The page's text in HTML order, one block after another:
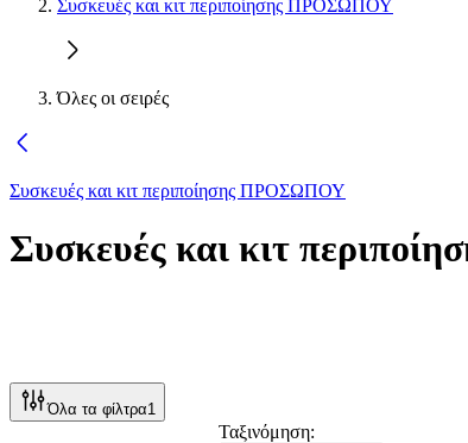
Συσκευές και κιτ περιποίησης ΠΡΟΣΩΠΟΥ
Όλες οι σειρές
Συσκευές και κιτ περιποίησης ΠΡΟΣΩΠΟΥ
Συσκευές και κιτ
Όλα τα φίλτρα1
Ταξινόμηση: